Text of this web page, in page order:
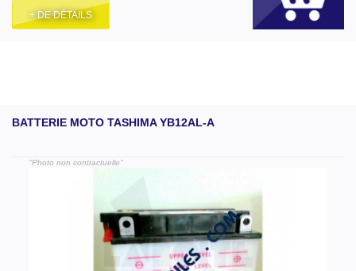
+ DE DÉTAILS
BATTERIE MOTO TASHIMA YB12AL-A
"Photo non contractuelle"